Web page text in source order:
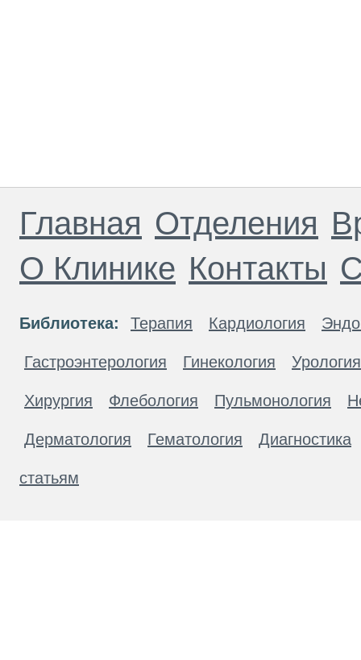
Главная Отделения
О Клинике Контакты
Библиотека: Терапия Кардиология
Гастроэнтерология Гинекология Урология
Хирургия Флебология Пульмонология
Дерматология Гематология Диагностика
статьям